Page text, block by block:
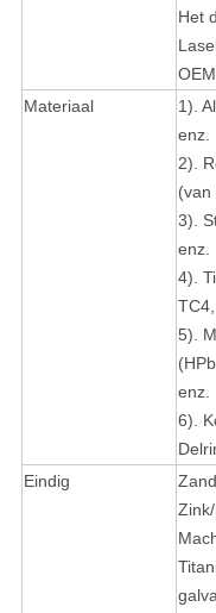
Het
OEM
Materiaal
1).
enz.
2).
(van
3).
enz.
4).
5).
enz.
6).
Eindig